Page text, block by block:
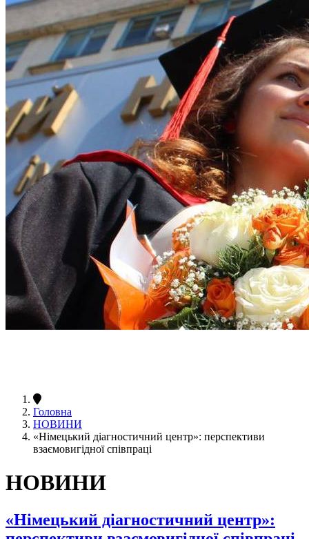
Головна
НОВИНИ
«Німецький діагностичний центр»: перспективи
взаємовигідної співпраці
НОВИНИ
«Німецький діагностичний центр»: